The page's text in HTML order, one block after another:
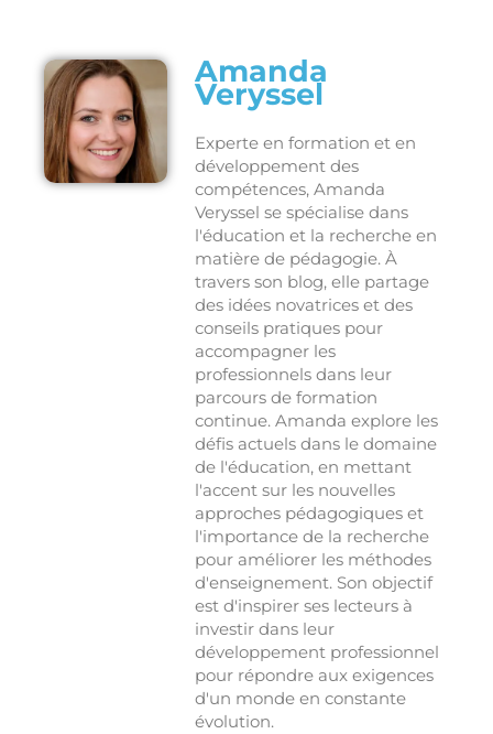
Amanda
Veryssel
Experte en formation et en
développement des
compétences, Amanda
Veryssel se spécialise dans
l'éducation et la recherche en
matière de pédagogie. À
travers son blog, elle partage
des idées novatrices et des
conseils pratiques pour
accompagner les
professionnels dans leur
parcours de formation
continue. Amanda explore les
défis actuels dans le domaine
de l'éducation, en mettant
l'accent sur les nouvelles
approches pédagogiques et
l'importance de la recherche
pour améliorer les méthodes
d'enseignement. Son objectif
est d'inspirer ses lecteurs à
investir dans leur
développement professionnel
pour répondre aux exigences
d'un monde en constante
évolution.